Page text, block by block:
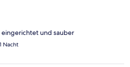
eingerichtet und sauber
Nacht